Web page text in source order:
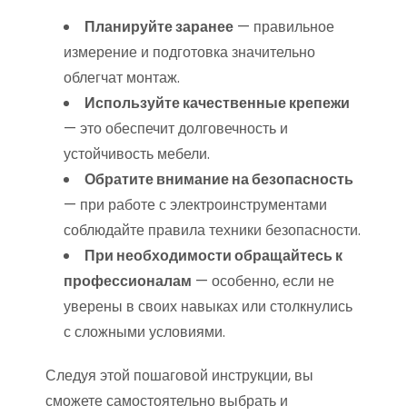
Планируйте заранее — правильное
измерение и подготовка значительно
облегчат монтаж.
Используйте качественные крепежи
— это обеспечит долговечность и
устойчивость мебели.
Обратите внимание на безопасность
— при работе с электроинструментами
соблюдайте правила техники безопасности.
При необходимости обращайтесь к
профессионалам — особенно, если не
уверены в своих навыках или столкнулись
с сложными условиями.
Следуя этой пошаговой инструкции, вы
сможете самостоятельно выбрать и